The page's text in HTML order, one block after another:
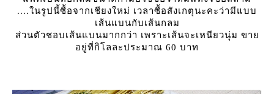
....ในรูปนี้ซื้อจากเชียงใหม่ เวลาซื้อสังเกตุนะคะว่ามีแบบ
เส้นแบนกับเส้นกลม
ส่วนตัวชอบเส้นแบนมากกว่า เพราะเส้นจะเหนียวนุ่ม ขา
อยู่ที่กิโลละประมาณ 60 บาท